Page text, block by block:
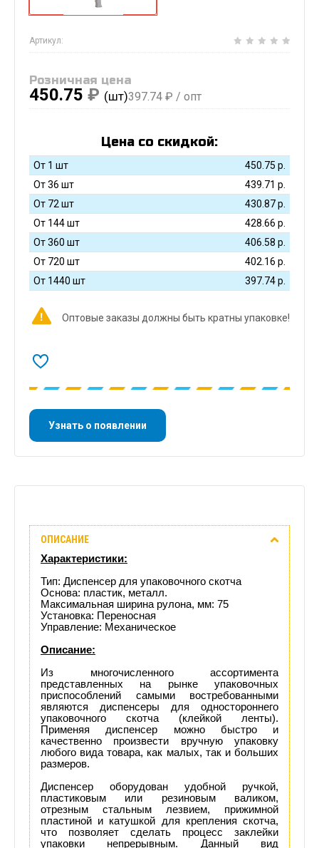
Артикул:
Розничная цена
450.75 ₽ (шт)397.74 ₽ / опт
Цена со скидкой:
От 1 шт 450.75 р.
От 36 шт
439.71 р.
От 72 шт
430.87р.
От 144 шт
428.66 р.
От 360 шт
406.58 р.
От 720 шт
402.16 р.
От 1440 шт
397.74р.
Оптовые заказы должны быть кратны упаковке!
Узнать о появлении
Отзывы
(0)
Доставка
этого
товара
ОПИСАНИЕ
Характеристики:
Тип: Диспенсер для упаковочного скотча
Основа: пластик, металл.
Максимальная ширина рулона, мм: 75
Установка: Переносная
Управление: Механическое
Описание:
Из многочисленного ассортимента
представленных на рынке упаковочных
приспособлений самыми востребованными
являются диспенсеры для одностороннего
упаковочного скотча (клейкой ленты).
Применяя диспенсер можно быстро и
качественно произвести вручную упаковку
любого вида товара, как малых, так и больших
размеров.
Диспенсер оборудован удобной ручкой,
пластиковым или резиновым валиком,
отрезным стальным лезвием, прижимной
пластиной и катушкой для крепления скотча,
что позволяет сделать процесс заклейки
упаковки непрерывным. Данный вид